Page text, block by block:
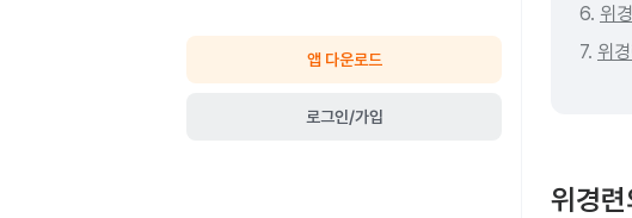
앱 다운로드
로그인/가입
6. 위
7. 위
위경련